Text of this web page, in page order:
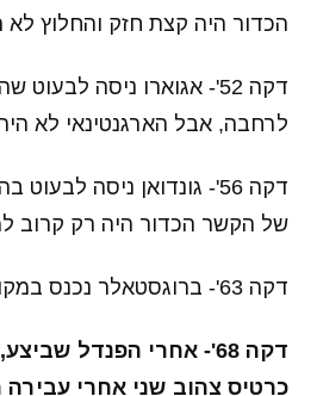
הכדור היה קצת חזק והחלוץ לא
דקה 52'- אגוארו ניסה
לרחבה, אבל הארגנטינאי לא
דקה 56'- גונדואן ניסה
של הקשר הכדור היה רק קרוב
דקה 63'- ברוגסטאלר נכנס במקום מנדיל.
דקה 68'- אחרי הפנדל
כרטיס צהוב שני אחרי